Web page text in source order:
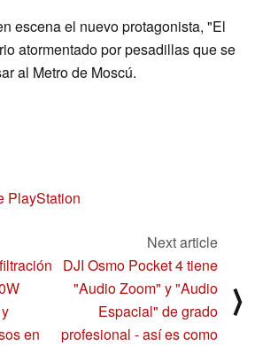
escena el nuevo protagonista, "El
atormentado por pesadillas que se
al Metro de Moscú.
PlayStation
en
Next article
DJI Osmo Pocket 4 tiene
"Audio Zoom" y "Audio
Espacial" de grado
profesional - así es como
⟩